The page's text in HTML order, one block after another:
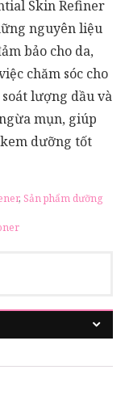
Skin Refiner
nguyên liệu
bảo cho da,
chăm sóc cho
lượng dầu và
mụn, giúp
dưỡng tốt
, Sản phẩm dưỡng